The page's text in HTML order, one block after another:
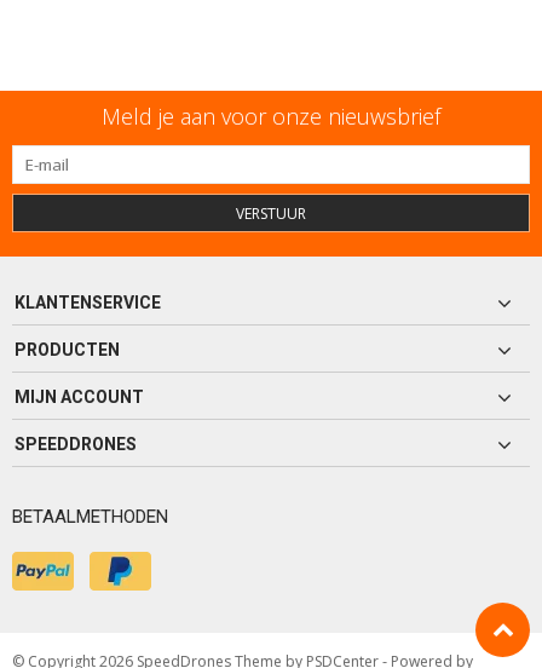
Meld je aan voor onze nieuwsbrief
VERSTUUR
KLANTENSERVICE
PRODUCTEN
MIJN ACCOUNT
SPEEDDRONES
BETAALMETHODEN
© Copyright 2026 SpeedDrones Theme by PSDCenter- Powered by